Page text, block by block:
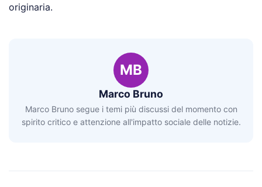
originaria.
MB
Marco Bruno
Marco Bruno segue i temi più discussi del momento con
spirito critico e attenzione all'impatto sociale delle notizie.